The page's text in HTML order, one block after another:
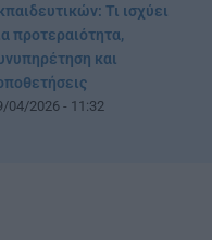
Τι ισχύει
προτεραιότητα,
και
04/2026 - 11:32